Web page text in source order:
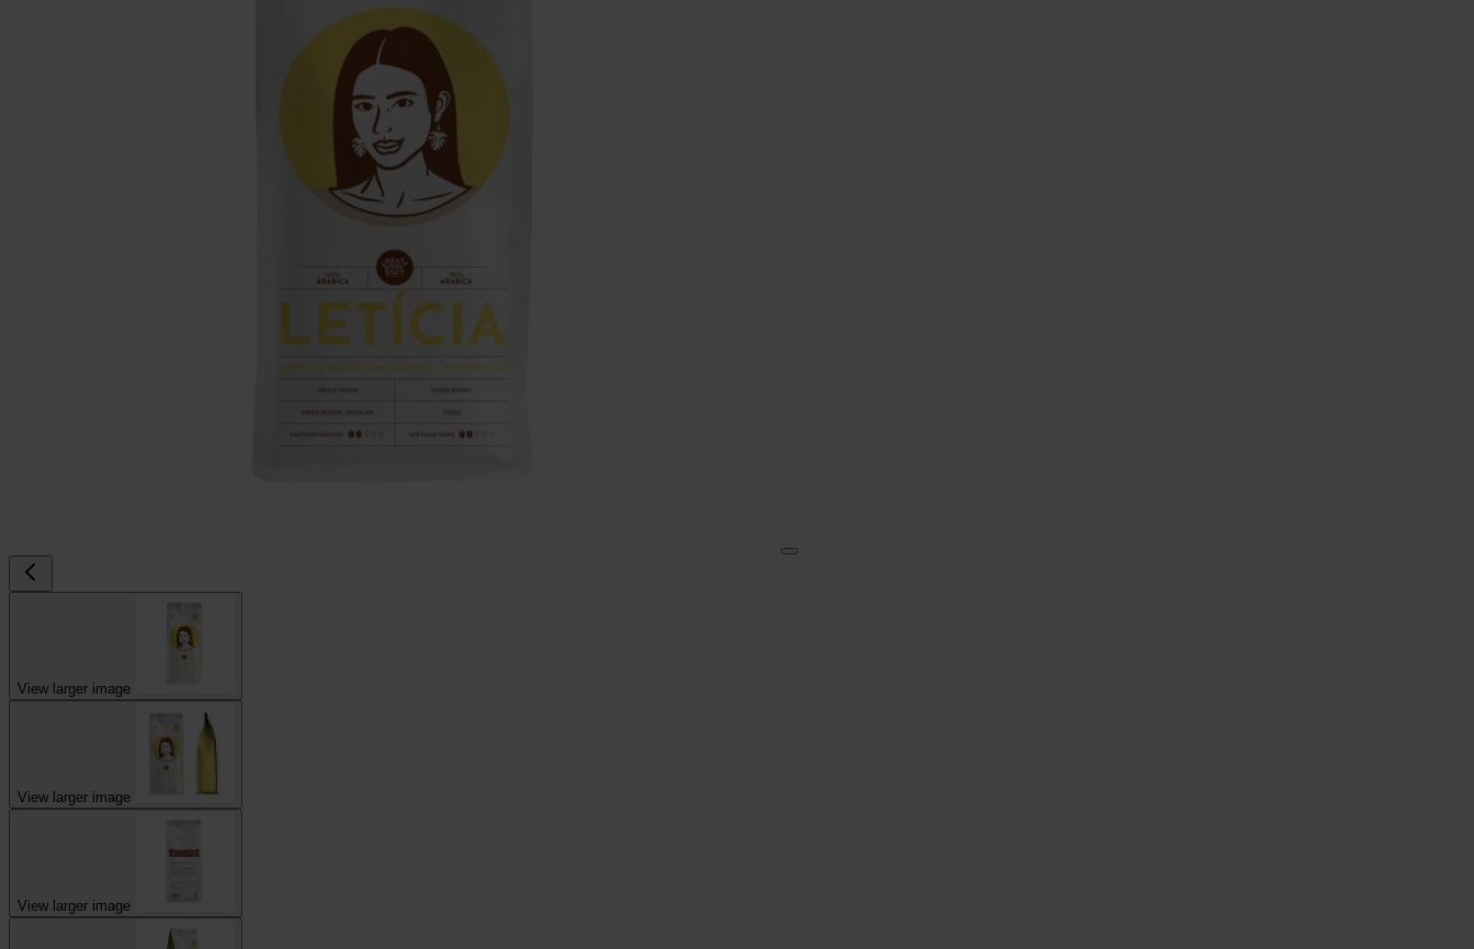
View larger image
View larger image
View larger image